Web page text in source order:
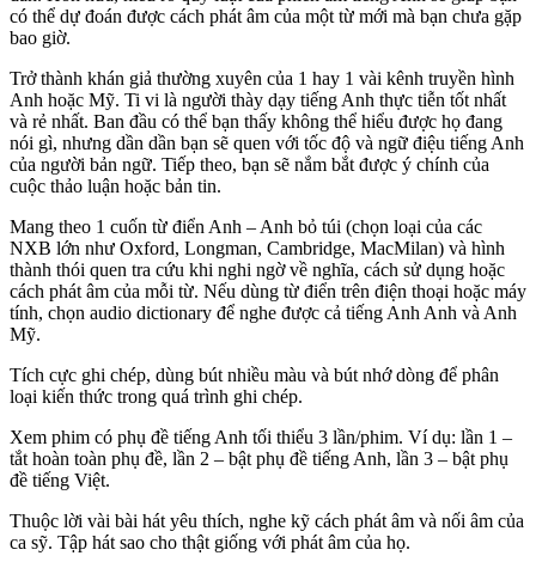
có thể dự đoán được cách phát âm của một từ mới mà bạn chưa gặp
bao giờ.
Trở thành khán giả thường xuyên của 1 hay 1 vài kênh truyền hình
Anh hoặc Mỹ. Ti vi là người thày dạy tiếng Anh thực tiễn tốt nhất
và rẻ nhất. Ban đầu có thể bạn thấy không thể hiểu được họ đang
nói gì, nhưng dần dần bạn sẽ quen với tốc độ và ngữ điệu tiếng Anh
của người bản ngữ. Tiếp theo, bạn sẽ nắm bắt được ý chính của
cuộc thảo luận hoặc bản tin.
Mang theo 1 cuốn từ điển Anh – Anh bỏ túi (chọn loại của các
NXB lớn như Oxford, Longman, Cambridge, MacMilan) và hình
thành thói quen tra cứu khi nghi ngờ về nghĩa, cách sử dụng hoặc
cách phát âm của mỗi từ. Nếu dùng từ điển trên điện thoại hoặc máy
tính, chọn audio dictionary để nghe được cả tiếng Anh Anh và Anh
Mỹ.
Tích cực ghi chép, dùng bút nhiều màu và bút nhớ dòng để phân
loại kiến thức trong quá trình ghi chép.
Xem phim có phụ đề tiếng Anh tối thiểu 3 lần/phim. Ví dụ: lần 1 –
tắt hoàn toàn phụ đề, lần 2 – bật phụ đề tiếng Anh, lần 3 – bật phụ
đề tiếng Việt.
Thuộc lời vài bài hát yêu thích, nghe kỹ cách phát âm và nối âm của
ca sỹ. Tập hát sao cho thật giống với phát âm của họ.